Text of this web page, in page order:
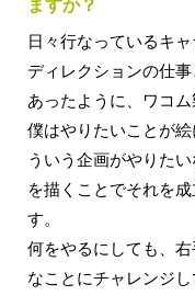
ますか？
日々行なっているキ
ディレクションの仕
あったように、ワコ
僕はやりたいことが
ういう企画がやりた
を描くことでそれを
す。
何をやるにしても、
なことにチャレンジ